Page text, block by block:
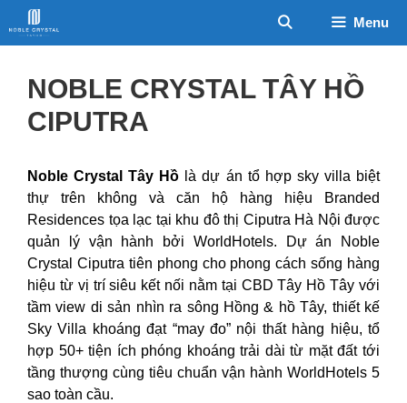
Chuyển
đến
nội
Menu
NOBLE CRYSTAL TÂY HỒ
CIPUTRA
Noble Crystal Tây Hồ là dự án tổ hợp sky villa biệt
thự trên không và căn hộ hàng hiệu Branded
Residences tọa lạc tại khu đô thị Ciputra Hà Nội được
quản lý vận hành bởi WorldHotels. Dự án Noble
Crystal Ciputra tiên phong cho phong cách sống hàng
hiệu từ vị trí siêu kết nối nằm tại CBD Tây Hồ Tây với
tầm view di sản nhìn ra sông Hồng & hồ Tây, thiết kế
Sky Villa khoáng đạt “may đo” nội thất hàng hiệu, tổ
hợp 50+ tiện ích phóng khoáng trải dài từ mặt đất tới
tầng thượng cùng tiêu chuẩn vận hành WorldHotels 5
sao toàn cầu.